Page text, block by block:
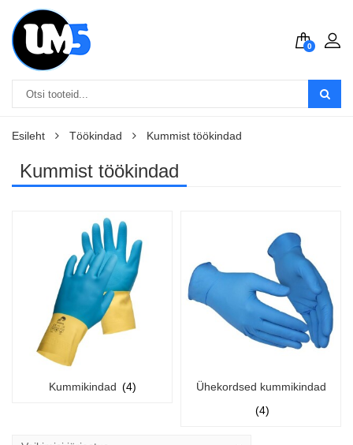
0
Esileht Töökindad Kummist töökindad
Kummist töökindad
Kummikindad (4)
Ühekordsed kummikindad
(4)